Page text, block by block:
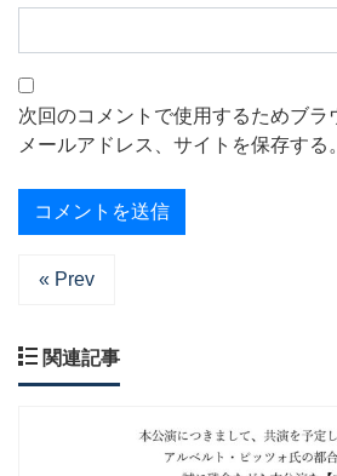
次回のコメントで使用するためブラ
メールアドレス、サイトを保存する。
« Prev
関連記事